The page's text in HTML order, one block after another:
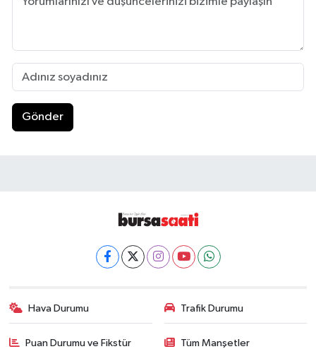
Gönder
Hava Durumu Trafik Durumu
Puan Durumu ve Fikstür Tüm Manşetler